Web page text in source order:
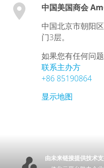
中国美国商会
中国北京市朝阳
门3层。
如果您有任何问
联系主办方
+86 85190864
显示地图
由未来链接提供技术